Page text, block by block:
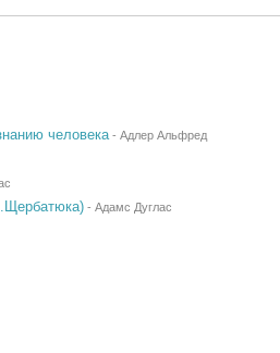
человека- Адлер Альфред
- Адамс Дуглас